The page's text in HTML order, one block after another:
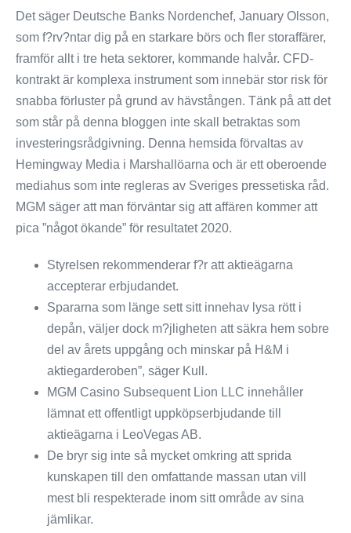
Det säger Deutsche Banks Nordenchef, January Olsson,
som f?rv?ntar dig på en starkare börs och fler storaffärer,
framför allt i tre heta sektorer, kommande halvår. CFD-
kontrakt är komplexa instrument som innebär stor risk för
snabba förluster på grund av hävstången. Tänk på att det
som står på denna bloggen inte skall betraktas som
investeringsrådgivning. Denna hemsida förvaltas av
Hemingway Media i Marshallöarna och är ett oberoende
mediahus som inte regleras av Sveriges pressetiska råd.
MGM säger att man förväntar sig att affären kommer att
pica ”något ökande” för resultatet 2020.
Styrelsen rekommenderar f?r att aktieägarna
accepterar erbjudandet.
Spararna som länge sett sitt innehav lysa rött i
depån, väljer dock m?jligheten att säkra hem sobre
del av årets uppgång och minskar på H&M i
aktiegarderoben”, säger Kull.
MGM Casino Subsequent Lion LLC innehåller
lämnat ett offentligt uppköpserbjudande till
aktieägarna i LeoVegas AB.
De bryr sig inte så mycket omkring att sprida
kunskapen till den omfattande massan utan vill
mest bli respekterade inom sitt område av sina
jämlikar.